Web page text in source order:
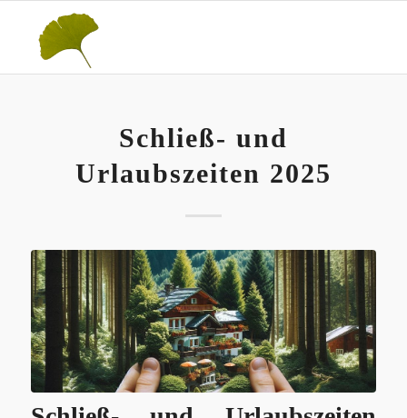
Schließ- und
Urlaubszeiten 2025